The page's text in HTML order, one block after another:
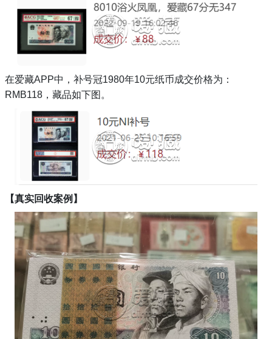
在爱藏APP中，补号冠1980年10元纸币成交价格为：
RMB118，藏品如下图。
【真实回收案例】